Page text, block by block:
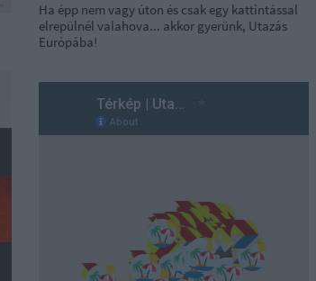
Ha épp nem vagy úton és csak egy kattintással
elrepülnél valahova... akkor gyerünk, Utazás
Európába!